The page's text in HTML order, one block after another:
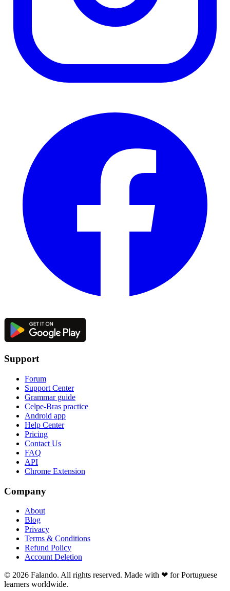
Support
Forum
Support Center
Grammar guide
Celpe-Bras practice
Android app
Help Center
Pricing
Contact Us
FAQ
API
Chrome Extension
Company
About
Blog
Privacy
Terms & Conditions
Refund Policy
Account Deletion
© 2026 Falando. All rights reserved. Made with ❤ for Portuguese
learners worldwide.